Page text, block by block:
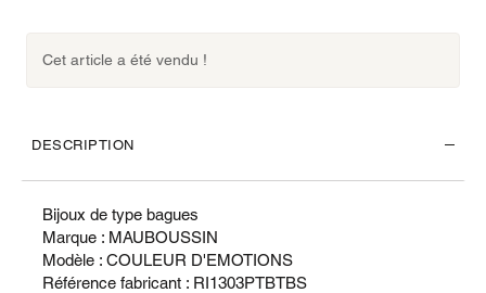
Cet article a été vendu !
DESCRIPTION
Bijoux de type bagues
Marque : MAUBOUSSIN
Modèle : COULEUR D'EMOTIONS
Référence fabricant : RI1303PTBTBS